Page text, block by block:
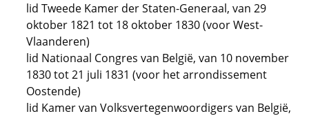
lid Tweede Kamer der Staten-Generaal, van 29
oktober 1821 tot 18 oktober 1830 (voor West-
Vlaanderen)
lid Nationaal Congres van België, van 10 november
1830 tot 21 juli 1831 (voor het arrondissement
Oostende)
lid Kamer van Volksvertegenwoordigers van België,